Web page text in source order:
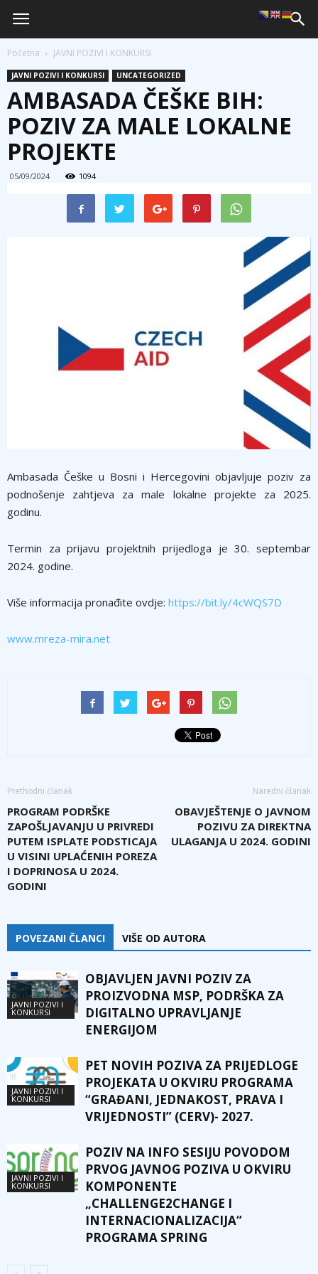
Početna JAVNI POZIVI I KONKURSI
JAVNI POZIVI I KONKURSI UNCATEGORIZED
AMBASADA ČEŠKE BIH:
POZIV ZA MALE LOKALNE
PROJEKTE
05/09/2024 1094
Ambasada Češke u Bosni i Hercegovini objavljuje poziv za
podnošenje zahtjeva za male lokalne projekte za 2025.
godinu.
Termin za prijavu projektnih prijedloga je 30. septembar
2024. godine.
Više informacija pronađite ovdje: https://bit.ly/4cWQS7D
www.mreza-mira.net
Prethodni članak
PROGRAM PODRŠKE
ZAPOŠLJAVANJU U PRIVREDI
PUTEM ISPLATE PODSTICAJA
U VISINI UPLAĆENIH POREZA
I DOPRINOSA U 2024.
GODINI
Naredni članak
OBAVJEŠTENJE O JAVNOM
POZIVU ZA DIREKTNA
ULAGANJA U 2024. GODINI
POVEZANI ČLANCI VIŠE OD AUTORA
JAVNI POZIVI I
KONKURSI
OBJAVLJEN JAVNI POZIV ZA
PROIZVODNA MSP, PODRŠKA ZA
DIGITALNO UPRAVLJANJE
ENERGIJOM
JAVNI POZIVI I
KONKURSI
PET NOVIH POZIVA ZA PRIJEDLOGE
PROJEKATA U OKVIRU PROGRAMA
“GRAĐANI, JEDNAKOST, PRAVA I
VRIJEDNOSTI” (CERV)- 2027.
JAVNI POZIVI I
KONKURSI
POZIV NA INFO SESIJU POVODOM
PRVOG JAVNOG POZIVA U OKVIRU
KOMPONENTE
„CHALLENGE2CHANGE I
INTERNACIONALIZACIJA“
PROGRAMA SPRING